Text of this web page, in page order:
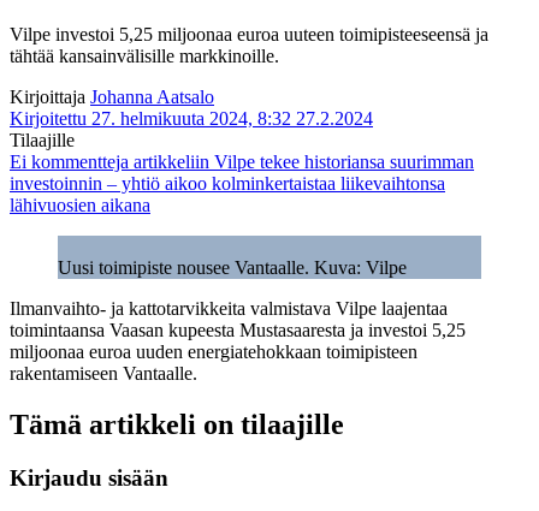
Vilpe investoi 5,25 miljoonaa euroa uuteen toimipisteeseensä ja
tähtää kansainvälisille markkinoille.
Kirjoittaja Johanna Aatsalo
Kirjoitettu 27. helmikuuta 2024, 8:32 27.2.2024
Tilaajille
Ei kommentteja artikkeliin Vilpe tekee historiansa suurimman
investoinnin – yhtiö aikoo kolminkertaistaa liikevaihtonsa
lähivuosien aikana
Uusi toimipiste nousee Vantaalle. Kuva: Vilpe
Ilmanvaihto- ja kattotarvikkeita valmistava Vilpe laajentaa
toimintaansa Vaasan kupeesta Mustasaaresta ja investoi 5,25
miljoonaa euroa uuden energiatehokkaan toimipisteen
rakentamiseen Vantaalle.
Tämä artikkeli on tilaajille
Kirjaudu sisään